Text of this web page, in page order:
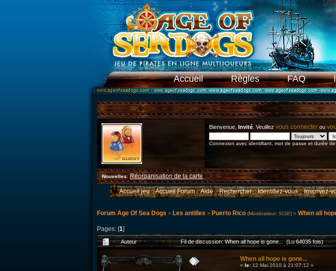
Accueil Règles FAQ
Bienvenue, Invité . Veuillez vous connecter ou
Connexion avec identifiant, mot de passe et durée de
Nouvelles: Réorganisation de la carte
Accueil jeu::Accueil Forum::Aide::Rechercher::Identifiez-vous::Inscrivez-
Forum Age Of Sea Dogs > Les antilles > Puerto Rico (Modérateur: scar) > When all
Pages: [1]
Auteur Fil de discussion: When all hope is gone... (Lu 64035 fois)
When all hope is gone...
« le: 12 Mai 2010 à 21:07:12 »